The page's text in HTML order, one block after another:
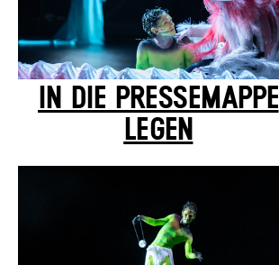
IN DIE PRESSEMAPPE
LEGEN